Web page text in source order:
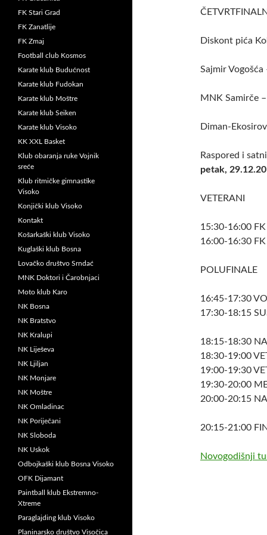
Diskont pića
Sajmir Vogošća
MNK Samirče
Diman-
Raspored i
petak,
VETERANI
15:30-16:00
16:00-16:30
POLUFINALE
16:45-17:30
17:30-18:15
18:15-18:30
18:30-19:00
19:00-19:30
19:30-20:00
20:00-20:15
20:15-21:00
Novogodišnji
FK Stari Grad
FK Zanatlije
FK Zmaj
Football club Kosmos
Karate klub Budućnost
Karate klub Fudokan
Karate klub Moštre
Karate klub Seiken
Karate klub Visoko
KK XXL Basket
Klub obaranja ruke Vojnik
sreće
Klub ritmičke gimnastike
Visoko
Konjički klub Visoko
Kontakt
Košarkaški klub Visoko
Kuglaški klub Bosna
Lovačko društvo Srndać
MNK Doktori i Čarobnjaci
Moto klub Karo
NK Bosna
NK Bratstvo
NK Kralupi
NK Liješeva
NK Ljiljan
NK Monjare
NK Moštre
NK Omladinac
NK Poriječani
NK Sloboda
NK Uskok
Odbojkaški klub Bosna Visoko
OFK Dijamant
Paintball klub Ekstremno-
Xtreme
Paraglajding klub Visoko
Planinarsko društvo Visočica